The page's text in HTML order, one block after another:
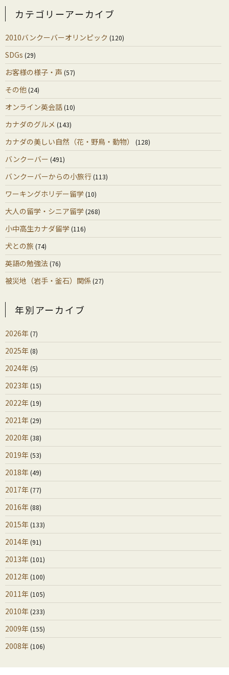
カテゴリーアーカイブ
2010バンクーバーオリンピック (120)
SDGs (29)
お客様の様子・声 (57)
その他(24)
オンライン英会話(10)
カナダのグルメ (143)
カナダの美しい自然（花・野鳥・動物） (128)
バンクーバー (491)
バンクーバーからの小旅行(113)
ワーキングホリデー留学 (10)
大人の留学・シニア留学 (268)
小中高生カナダ留学 (116)
犬との旅 (74)
英語の勉強法 (76)
被災地（岩手・釜石）関係(27)
年別アーカイブ
2026年(7)
2025年(8)
2024年(5)
2023年(15)
2022年(19)
2021年(29)
2020年(38)
2019年(53)
2018年(49)
2017年(77)
2016年(88)
2015年(133)
2014年(91)
2013年(101)
2012年(100)
2011年(105)
2010年(233)
2009年(155)
2008年(106)